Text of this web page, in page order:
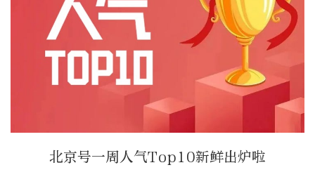
北京号一周人气Top10新鲜出炉啦